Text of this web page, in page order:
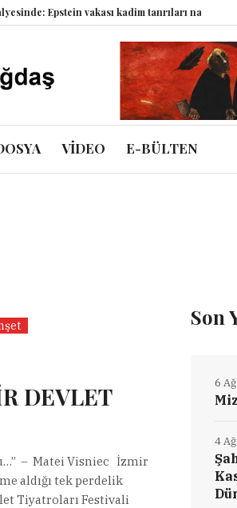
Epstein vakası kadim tanrıları nasıl komplo
VİDEO E-BÜLTEN
DEVLET
– Matei Visniec İzmir
aldığı tek perdelik
Tiyatroları Festivali
Son
6
4